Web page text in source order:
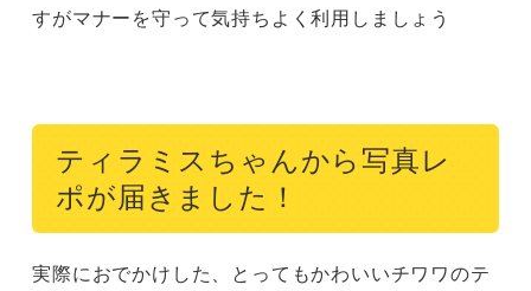
すがマナーを守って気持ちよく利用しましょう
ティラミスちゃんから写真レ
ポが届きました！
実際におでかけした、とってもかわいいチワワのテ